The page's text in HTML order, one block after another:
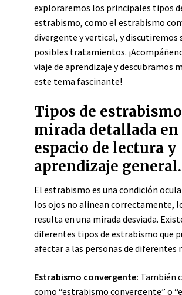
exploraremos los principales tipos
estrabismo, como el estrabismo
divergente y vertical, y discutiremos
posibles tratamientos.
viaje de aprendizaje y descubramos
este tema fascinante!
Tipos de
mirada detallada en
espacio de lectura y
aprendizaje general.
El estrabismo es una condición
los ojos no alinean correctamente,
resulta en una mirada desviada.
diferentes tipos de estrabismo que
afectar a las personas de diferentes
Estrabismo convergente: También
como “estrabismo convergente” o